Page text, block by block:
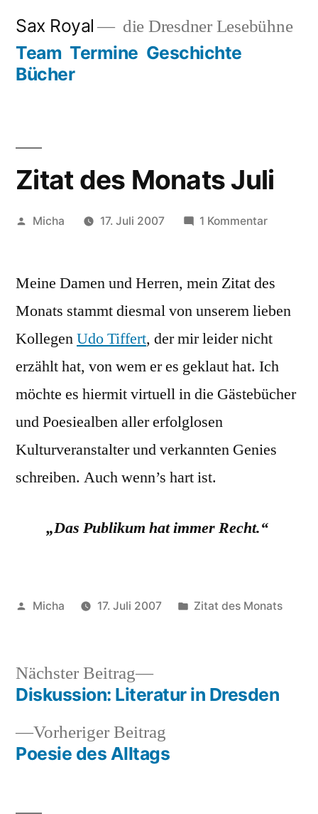
springen
Sax Royal die Dresdner Lesebühne
Team Termine Geschichte
Bücher
Zitat des Monats Juli
Veröffentlicht
Micha 17. Juli 2007 1 Kommentarzu
Monats
Meine Damen und Herren, mein Zitat des
Monats stammt diesmal von unserem lieben
KollegenUdo Tiffert, der mir leider nicht
erzählt hat, von wem er es geklaut hat. Ich
möchte es hiermit virtuell in die Gästebücher
und Poesiealben aller erfolglosen
Kulturveranstalter und verkannten Genies
schreiben. Auch wenn’s hart ist.
„Das Publikum hat immer Recht.“
Veröffentlicht
Micha 17. Juli 2007
Veröffentlicht
Zitat des Monats
Beitragsnavigation
Vorheriger Beitrag
Beitrag:
Poesie des Alltags
Nächster Beitrag
Nächster
Beitrag:
Diskussion: Literatur in Dresden